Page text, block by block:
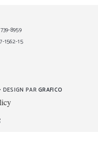
8959
1562-15
DESIGN PARGRAFICO